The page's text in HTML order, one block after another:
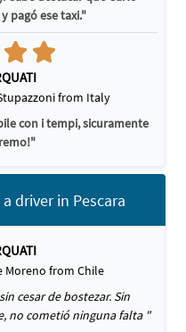
pagó ese taxi."
from Italy
con i tempi, sicuramente
driver in Pescara
Moreno from Chile
cesar de bostezar. Sin
no cometió ninguna falta "